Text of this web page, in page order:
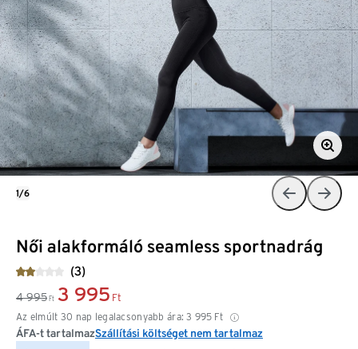
Női alakformáló seamless sportnadrág
(3)
4 995 Ft 3 995 Ft
Az elmúlt 30 nap legalacsonyabb ára: 3 995 Ft
ÁFA-t tartalmazSzállítási költséget nem tartalmaz
1/6